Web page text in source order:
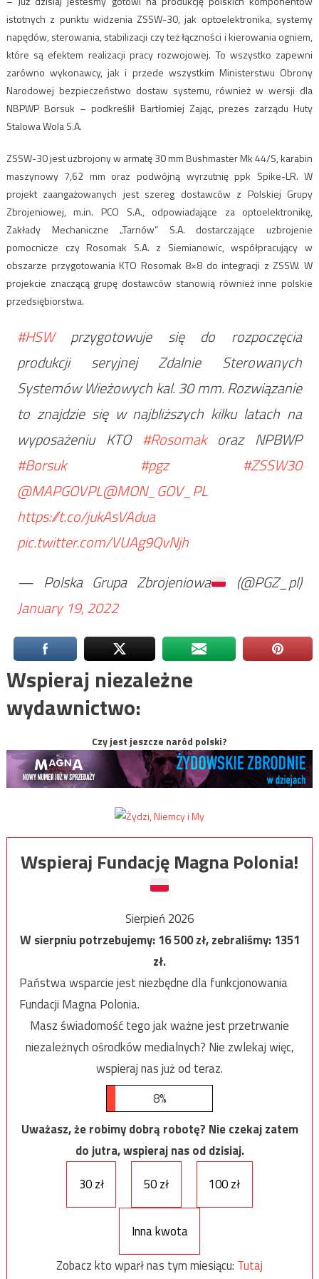
istotnych z punktu widzenia ZSSW-30, jak optoelektronika, systemy
napędów, sterowania, stabilizacji czy też łączności i kierowania ogniem,
które są efektem realizacji pracy rozwojowej. To wszystko zapewni
zarówno wykonawcy, jak i przede wszystkim Ministerstwu Obrony
Narodowej bezpieczeństwo dostaw systemu, również w wersji dla
NBPWP Borsuk – podkreślił Bartłomiej Zając, prezes zarządu Huty
Stalowa Wola S.A.
ZSSW-30 jest uzbrojony w armatę 30 mm Bushmaster Mk 44/S, karabin
maszynowy 7,62 mm oraz podwójną wyrzutnię ppk Spike-LR. W
projekt zaangażowanych jest szereg dostawców z Polskiej Grupy
Zbrojeniowej, m.in. PCO S.A., odpowiadające za optoelektronikę,
Zakłady Mechaniczne „Tarnów” S.A. dostarczające uzbrojenie
pomocnicze czy Rosomak S.A. z Siemianowic, współpracujący w
obszarze przygotowania KTO Rosomak 8×8 do integracji z ZSSW. W
projekcie znaczącą grupę dostawców stanowią również inne polskie
przedsiębiorstwa.
#HSWprzygotowuje się do rozpoczęcia
produkcji seryjnej Zdalnie Sterowanych
Systemów Wieżowych kal. 30 mm. Rozwiązanie
to znajdzie się w najbliższych kilku latach na
wyposażeniu KTO #Rosomakoraz NPBWP
#Borsuk
#pgz
#ZSSW30
@MAPGOVPL@MON_GOV_PL
https://t.co/jukAsVAdua
pic.twitter.com/VUAg9QvNjh
— Polska Grupa Zbrojeniowa
(@PGZ_pl)
January 19, 2022
Wspieraj niezależne
wydawnictwo:
Czy jest jeszcze naród polski?
Wspieraj Fundację Magna Polonia!
Sierpień 2026
W sierpniu potrzebujemy:16 500zł, zebraliśmy:1351
zł.
Państwa wsparcie jest niezbędne dla funkcjonowania
Fundacji Magna Polonia.
Masz świadomość tego jak ważne jest przetrwanie
niezależnych ośrodków medialnych? Nie zwlekaj więc,
wspieraj nas już od teraz.
8%
Uważasz, że robimy dobrą robotę? Nie czekaj zatem
do jutra, wspieraj nas od dzisiaj.
30 zł
50 zł 100 zł
Inna kwota
Zobacz kto wparł nas tym miesiącu: Tutaj